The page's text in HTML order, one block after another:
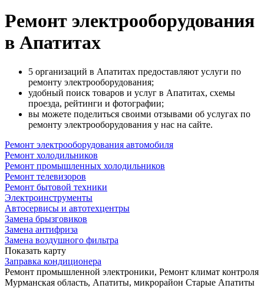
Ремонт электрооборудования
в Апатитах
5 организаций в Апатитах предоставляют услуги по
ремонту электрооборудования;
удобный поиск товаров и услуг в Апатитах, схемы
проезда, рейтинги и фотографии;
вы можете поделиться своими отзывами об услугах по
ремонту электрооборудования у нас на сайте.
Ремонт электрооборудования автомобиля
Ремонт холодильников
Ремонт промышленных холодильников
Ремонт телевизоров
Ремонт бытовой техники
Электроинструменты
Автосервисы и автотехцентры
Замена брызговиков
Замена антифриза
Замена воздушного фильтра
Показать карту
Заправка кондиционера
Ремонт промышленной электроники, Ремонт климат контроля
Мурманская область, Апатиты, микрорайон Старые Апатиты